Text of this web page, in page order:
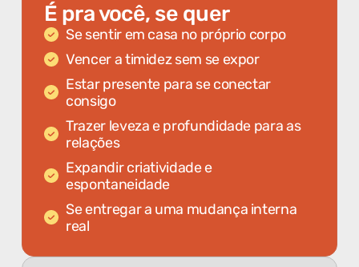
É pra você, se quer
Se sentir em casa no próprio corpo
Vencer a timidez sem se expor
Estar presente para se conectar
consigo
Trazer leveza e profundidade para as
relações
Expandir criatividade e
espontaneidade
Se entregar a uma mudança interna
real